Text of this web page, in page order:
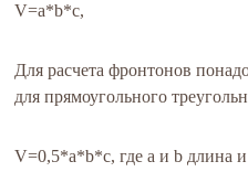
V=a*b*c,
Для расчета фронтонов
для прямоугольного
V=0,5*a*b*c, где a и b длина